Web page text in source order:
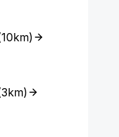
10km)
3km)